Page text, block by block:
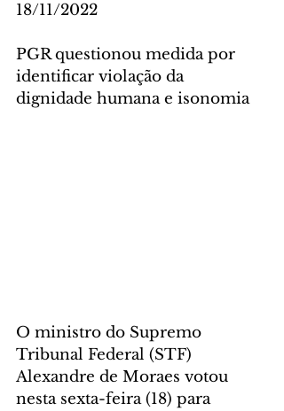
18/11/2022
PGR questionou medida por
identificar violação da
dignidade humana e isonomia
O ministro do Supremo
Tribunal Federal (STF)
Alexandre de Moraes votou
nesta sexta-feira (18) para